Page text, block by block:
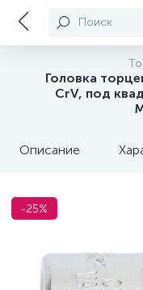
Поиск
Головка
CrV, под
Описание
-25%